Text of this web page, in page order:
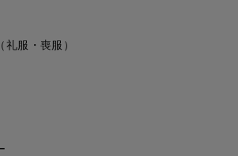
（礼服・喪服）